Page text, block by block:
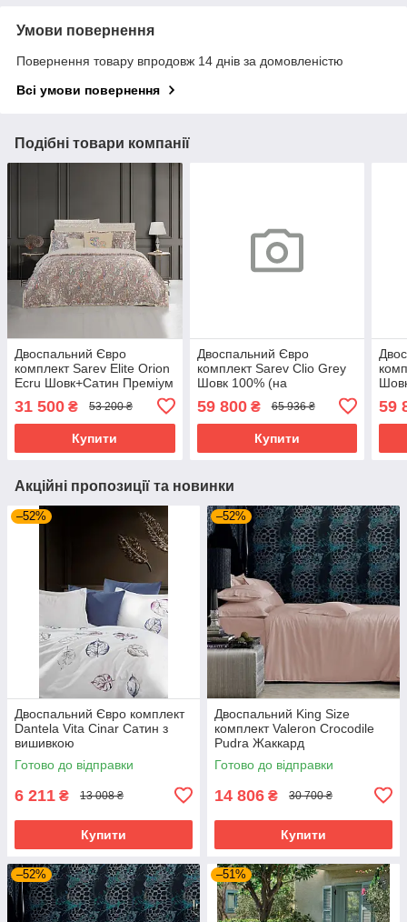
Умови повернення
Повернення товару впродовж 14 днів за домовленістю
Всі умови повернення
Подібні товари компанії
Двоспальний Євро
комплект Sarev Elite Orion
Ecru Шовк+Сатин Преміум
31 500 ₴ 53 200 ₴
Купити
Двоспальний Євро
комплект Sarev Clio Grey
Шовк 100% (на
59 800₴ 65 936 ₴
Купити
59
Акційні пропозиції та новинки
–52%
Двоспальний Євро комплект
Dantela Vita Cinar Сатин з
вишивкою
Готово до відправки
6 211 ₴ 13 008 ₴
Купити
–52%
Двоспальний King Size
комплект Valeron Crocodile
Pudra Жаккард
Готово до відправки
14 806 ₴ 30 700 ₴
Купити
–52% –51%